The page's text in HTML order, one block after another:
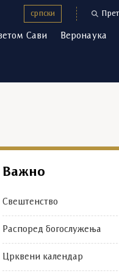
српски
Сави Веронаука
Важно
Свештенство
Распоред богослужења
Црквени календар